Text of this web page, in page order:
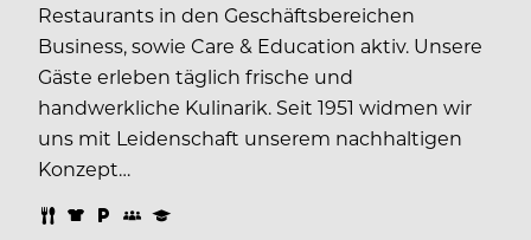
Restaurants in den Geschäftsbereichen
Business, sowie Care & Education aktiv. Unsere
Gäste erleben täglich frische und
handwerkliche Kulinarik. Seit 1951 widmen wir
uns mit Leidenschaft unserem nachhaltigen
Konzept…